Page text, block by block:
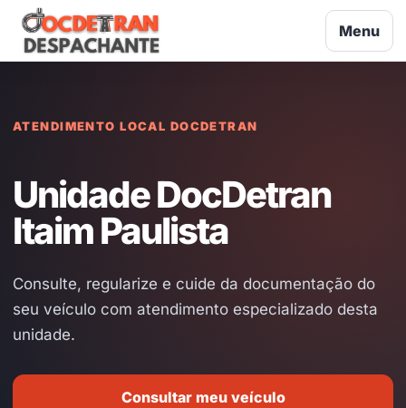
Menu
ATENDIMENTO LOCAL DOCDETRAN
Unidade DocDetran
Itaim Paulista
Consulte, regularize e cuide da documentação do
seu veículo com atendimento especializado desta
unidade.
Consultar meu veículo